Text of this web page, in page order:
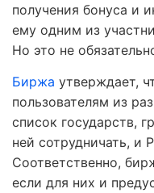
получения бонуса и
ему одним из
Но это не
Биржа утверждает,
пользователям из
список государств,
ней сотрудничать, и
Соответственно,
если для них и